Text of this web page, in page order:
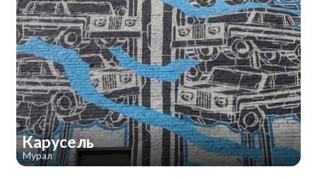
Карусель
Мурал